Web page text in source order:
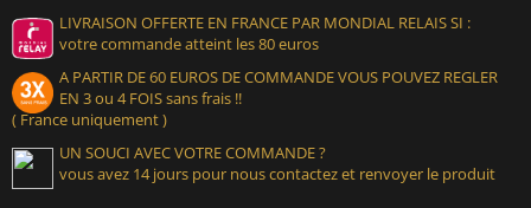
LIVRAISON OFFERTE EN FRANCE PAR MONDIAL RELAIS SI :
votre commande atteint les 80 euros
A PARTIR DE 60 EUROS DE COMMANDE VOUS POUVEZ REGLER
EN 3 ou 4 FOIS sans frais !!
( France uniquement )
UN SOUCI AVEC VOTRE COMMANDE ?
vous avez 14 jours pour nous contactez et renvoyer le produit